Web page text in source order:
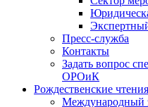
Пресс-служба
Контакты
Задать вопрос
ОРОиК
Рождественские чтения
Международный